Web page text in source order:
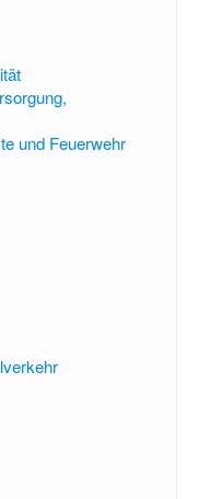
und Feuerwehr